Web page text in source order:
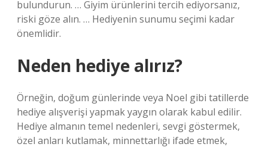
bulundurun. … Giyim ürünlerini tercih ediyorsanız,
riski göze alın. … Hediyenin sunumu seçimi kadar
önemlidir.
Neden hediye alırız?
Örneğin, doğum günlerinde veya Noel gibi tatillerde
hediye alışverişi yapmak yaygın olarak kabul edilir.
Hediye almanın temel nedenleri, sevgi göstermek,
özel anları kutlamak, minnettarlığı ifade etmek,